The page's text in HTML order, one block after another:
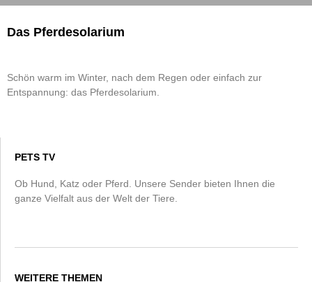
Das Pferdesolarium
Schön warm im Winter, nach dem Regen oder einfach zur
Entspannung: das Pferdesolarium.
PETS TV
Ob Hund, Katz oder Pferd. Unsere Sender bieten Ihnen die
ganze Vielfalt aus der Welt der Tiere.
WEITERE THEMEN